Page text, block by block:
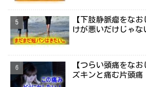
【下肢静脈瘤をな
けが悪いだけじゃな
【つらい頭痛をな
ズキンと痛む片頭痛